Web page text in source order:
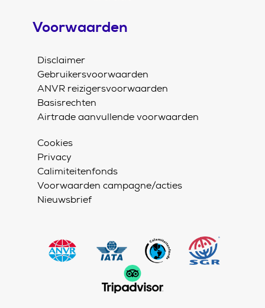
Voorwaarden
Disclaimer
Gebruikersvoorwaarden
ANVR reizigersvoorwaarden
Basisrechten
Airtrade aanvullende voorwaarden
Cookies
Privacy
Calimiteitenfonds
Voorwaarden campagne/acties
Nieuwsbrief